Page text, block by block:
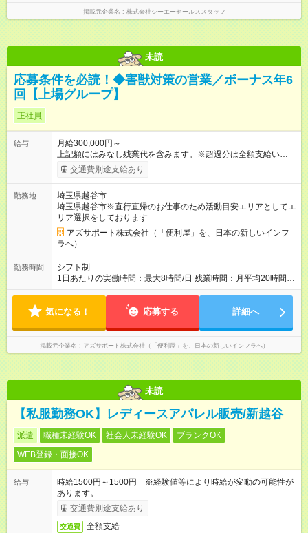
掲載元企業名 株式会社シーエーセールススタッフ
未読
応募条件を必読！◆害獣対策の営業／ボーナス年6
回【上場グループ】
正社員
給与
月給300,000円～
上記額にはみなし残業代を含みます。※超過分は全額支給いたし
ます。 みなし残業代 73,808円／月 みなし残業時間 45時間／月
年5回のボーナスあり！ ◆2種類のボーナスがあります（ボーナ
末（年1回）：ボーナスB ◆ボーナスは年で合計「年5回」お渡
し。ボーナスなしはありません。 └ボーナス合計で約100～250
万/年程度になります。 └ボーナス合計が80万を切る等というこ
とはほぼありません。 ＜ボーナス5回がどう支払われるか＞ 1月
～3月：月給のみ 4月～11月：月給＋ボーナスA 12月：月給＋ボ
ーナスA＋ボーナスB --------------------------------- 昇給：あり ※年
1回評価に基づく 手当：あり 全額100%支給 ・交通費（通勤
費） ・業務における活動費 ・超過勤務手当 【注意】 貸与する
かる場合、各自での負担となります 【試用期間】試用期間あり
試用期間の長さ：4ヶ月 ※ 雇用形態と給与に、本採用時と異なる
部分があります。 雇用形態：中途採用（契約社員） 給与：本採
用時と同じです。 試用期間中は嘱託社員契約となります。嘱託
社員契約中の給与・待遇・福利厚生は正社員のものと同じで
す。99％の方が試用期間後に正社員に移行しております。
交通費別途支給あり
勤務地
埼玉県越谷市
埼玉県越谷市※直行直帰のお仕事のため活動目安エリアとしてエ
リア選択をしております
アズサポート株式会社（「便利屋」を、日本の新しいインフ
ラへ）
勤務時間
シフト制
1日あたりの実働時間：最大8時間/日 残業時間：月平均20時間程
度 ※閑散月10時間ほど、繁忙期40時間ほど 【注意】 直行直帰の
によっては出勤・退勤時間が変動する場合がございます 例）
時代
気になる！ 応募する 詳細へ
掲載元企業名 アズサポート株式会社（「便利屋」を、日本の新しいインフラへ）
未読
【私服勤務OK】レディースアパレル販売/新越谷
派遣 職種未経験OK 社会人未経験OK
ブランクOK
WEB登録・面接OK
給与
時給1500円～1500円 ※経験値等により時給が変動の可能性が
あります。
交通費別途支給あり
交通費 全額支給